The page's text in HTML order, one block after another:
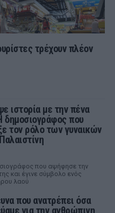
τρέχουν πλέον
ιστορία με την πένα
δημοσιογράφος που
τον ρόλο των γυναικών
που αψήφησε την
και έγινε σύμβολο ενός
λαού
που ανατρέπει όσα
για την ανθρώπινη